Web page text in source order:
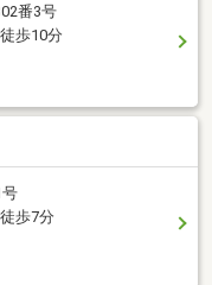
番3号
歩10分
歩7分